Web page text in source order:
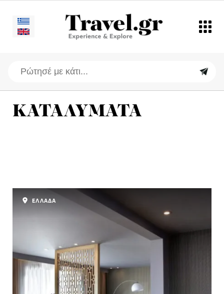
ΚΑΤΑΛΥΜΑΤΑ
ΕΛΛΑΔΑ